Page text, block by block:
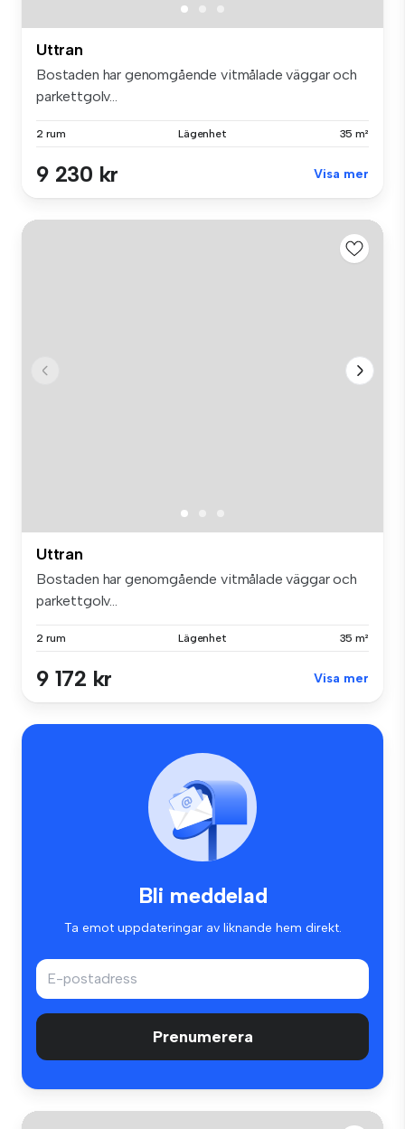
Uttran
Bostaden har genomgående vitmålade väggar och
parkettgolv...
2 rum Lägenhet 35 m²
9 230 kr Visa mer
Uttran
Bostaden har genomgående vitmålade väggar och
parkettgolv...
2 rum Lägenhet 35 m²
9 172 kr Visa mer
Bli meddelad
Ta emot uppdateringar av liknande hem direkt.
Prenumerera